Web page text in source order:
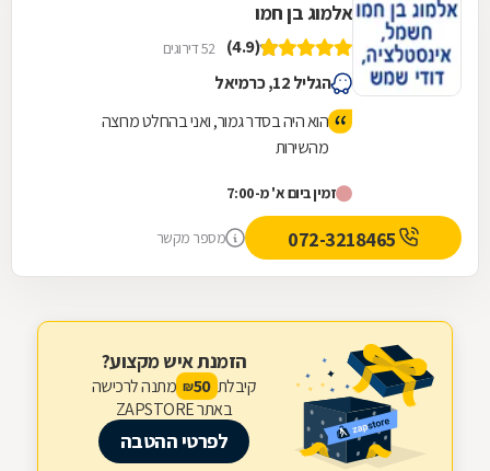
אלמוג בן חמו
(4.9) 52 דירוגים
הגליל 12, כרמיאל
הוא היה בסדר גמור, ואני בהחלט מרוצה
מהשירות
זמין ביום א' מ-7:00
מספר מקשר
הזמנת איש מקצוע?
קיבלת 50
₪ מתנה לרכישה
באתר ZAPSTORE
לפרטי ההטבה